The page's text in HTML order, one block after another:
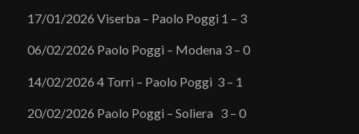
17/01/2026 Viserba – Paolo Poggi 1 – 3
06/02/2026 Paolo Poggi – Modena 3 – 0
14/02/2026 4 Torri – Paolo Poggi 3 – 1
20/02/2026 Paolo Poggi – Soliera 3 – 0